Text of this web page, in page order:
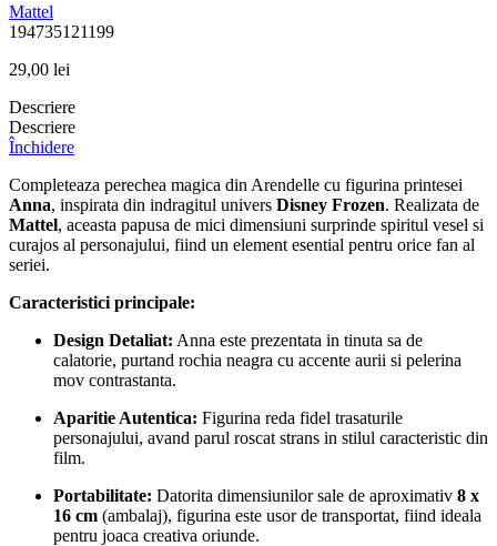
Mattel
194735121199
29,00 lei
Descriere
Descriere
Închidere
Completeaza perechea magica din Arendelle cu figurina printesei
Anna, inspirata din indragitul univers Disney Frozen. Realizata de
Mattel, aceasta papusa de mici dimensiuni surprinde spiritul vesel si
curajos al personajului, fiind un element esential pentru orice fan al
seriei.
Caracteristici principale:
Design Detaliat: Anna este prezentata in tinuta sa de
calatorie, purtand rochia neagra cu accente aurii si pelerina
mov contrastanta.
Aparitie Autentica: Figurina reda fidel trasaturile
personajului, avand parul roscat strans in stilul caracteristic din
film.
Portabilitate: Datorita dimensiunilor sale de aproximativ 8 x
16 cm (ambalaj), figurina este usor de transportat, fiind ideala
pentru joaca creativa oriunde.